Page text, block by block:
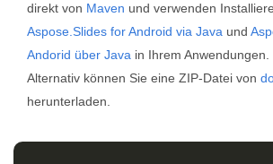
direkt von Maven und verwenden
Aspose.Slides for Android via Java und
Andorid über Java in Ihrem Anwendungen.
Alternativ können Sie eine ZIP-Datei von
herunterladen.